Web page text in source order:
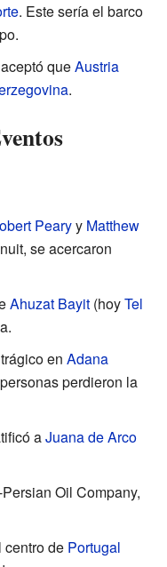
. Este sería el barco
aceptó queAustria
.
Pearyy Matthew
se acercaron
Ahuzat Bayit (hoyTel
en Adana
perdieron la
aJuana de Arco
Oil Company,
centro de Portugal